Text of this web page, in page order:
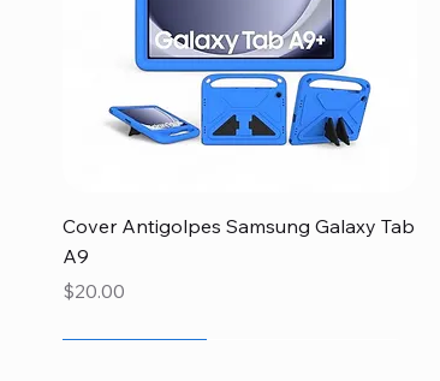
Vista rápida
Cover Antigolpes Samsung Galaxy Tab
A9
Precio
$20.00